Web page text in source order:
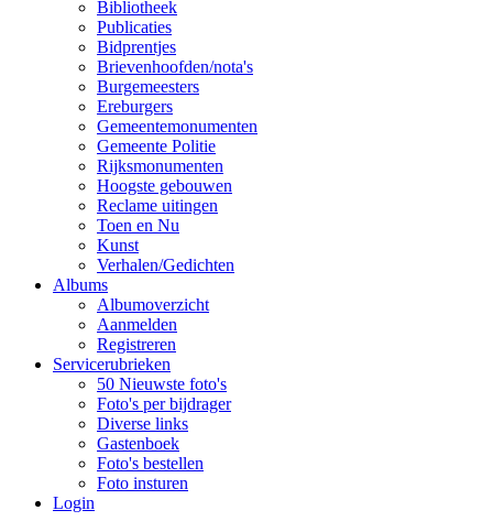
Bibliotheek
Publicaties
Bidprentjes
Brievenhoofden/nota's
Burgemeesters
Ereburgers
Gemeentemonumenten
Gemeente Politie
Rijksmonumenten
Hoogste gebouwen
Reclame uitingen
Toen en Nu
Kunst
Verhalen/Gedichten
Albums
Albumoverzicht
Aanmelden
Registreren
Servicerubrieken
50 Nieuwste foto's
Foto's per bijdrager
Diverse links
Gastenboek
Foto's bestellen
Foto insturen
Login